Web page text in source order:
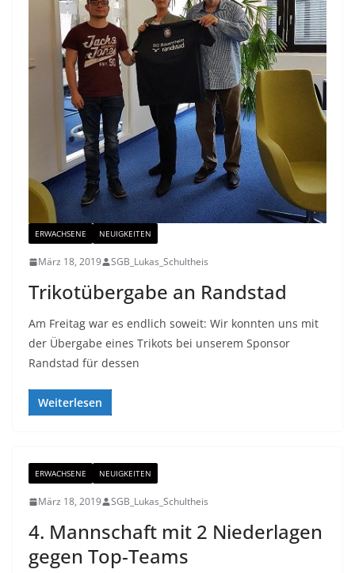
ERWACHSENE NEUIGKEITEN
März 18, 2019 SGB_Lukas_Schultheis
Trikotübergabe an Randstad
Am Freitag war es endlich soweit: Wir konnten uns mit
der Übergabe eines Trikots bei unserem Sponsor
Randstad für dessen
Weiterlesen
ERWACHSENE NEUIGKEITEN
März 18, 2019 SGB_Lukas_Schultheis
4. Mannschaft mit 2 Niederlagen
gegen Top-Teams